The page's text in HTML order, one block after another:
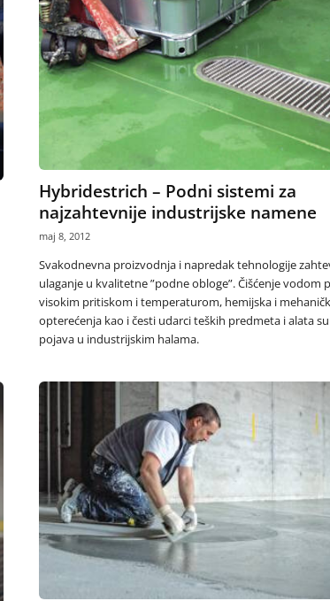
Hybridestrich – Podni sistemi za
najzahtevnije industrijske namene
maj 8, 2012
Svakodnevna proizvodnja i napredak tehnologije
ulaganje u kvalitetne ”podne obloge”. Čišćenje vodom
visokim pritiskom i temperaturom, hemijska i
opterećenja kao i česti udarci teških predmeta i alata
pojava u industrijskim halama.